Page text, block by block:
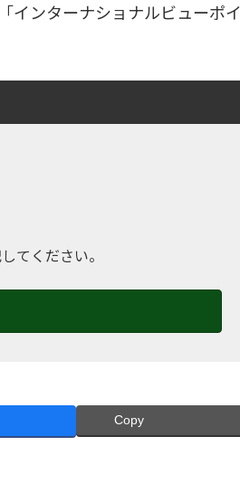
インターナショナルビューポイ
ください。
Copy